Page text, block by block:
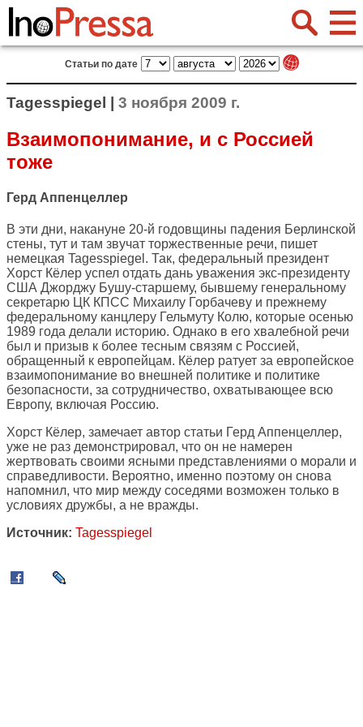
Статьи по дате
Tagesspiegel | 3 ноября 2009 г.
Взаимопонимание, и с Россией
тоже
Герд Аппенцеллер
В эти дни, накануне 20-й годовщины падения Берлинской
стены, тут и там звучат торжественные речи, пишет
немецкая Tagesspiegel . Так, федеральный президент
Хорст Кёлер успел отдать дань уважения экс-президенту
США Джорджу Бушу-старшему, бывшему генеральному
секретарю ЦК КПСС Михаилу Горбачеву и прежнему
федеральному канцлеру Гельмуту Колю, которые осенью
1989 года делали историю. Однако в его хвалебной речи
был и призыв к более тесным связям с Россией,
обращенный к европейцам. Кёлер ратует за европейское
взаимопонимание во внешней политике и политике
безопасности, за сотрудничество, охватывающее всю
Европу, включая Россию.
Хорст Кёлер, замечает автор статьи Герд Аппенцеллер,
уже не раз демонстрировал, что он не намерен
жертвовать своими ясными представлениями о морали и
справедливости. Вероятно, именно поэтому он снова
напомнил, что мир между соседями возможен только в
условиях дружбы, а не вражды.
Источник: Tagesspiegel